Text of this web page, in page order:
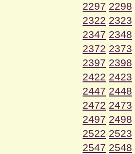
2297 2298
2322 2323
2347 2348
2372 2373
2397 2398
2422 2423
2447 2448
2472 2473
2497 2498
2522 2523
2547 2548